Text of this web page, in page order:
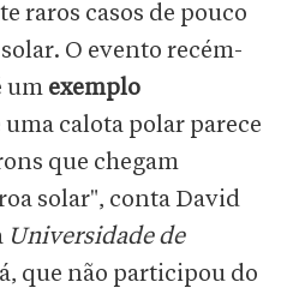
raros casos de pouco
O evento recém-
um exemplo
uma calota polar parece
que chegam
solar", conta David
Universidade de
que não participou do